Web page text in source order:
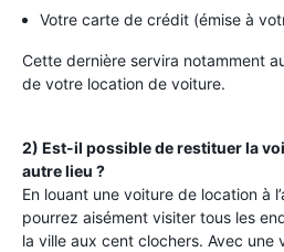
Votre carte de crédit (émise à
Cette dernière servira notamment
de votre location de voiture.
2) Est-il possible de restituer la
autre lieu ?
En louant une voiture de location à
pourrez aisément visiter tous les
la ville aux cent clochers. Avec une